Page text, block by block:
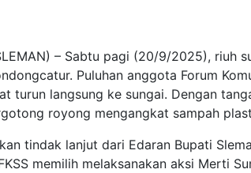
– Sabtu pagi (20/9/2025), riuh
Puluhan anggota Forum
turun langsung ke sungai. Dengan
royong mengangkat sampah
tindak lanjut dari Edaran Bupati
memilih melaksanakan aksi Merti